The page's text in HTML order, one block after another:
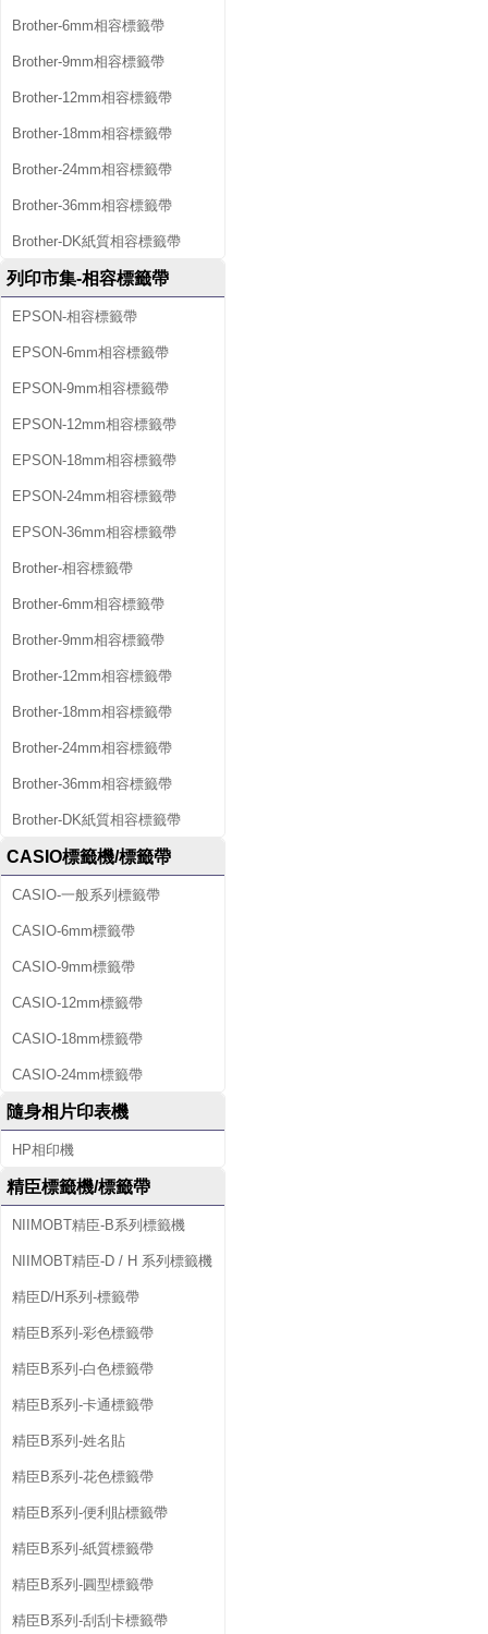
Brother-6mm相容標籤帶
Brother-9mm相容標籤帶
Brother-12mm相容標籤帶
Brother-18mm相容標籤帶
Brother-24mm相容標籤帶
Brother-36mm相容標籤帶
Brother-DK紙質相容標籤帶
列印市集-相容標籤帶
EPSON-相容標籤帶
EPSON-6mm相容標籤帶
EPSON-9mm相容標籤帶
EPSON-12mm相容標籤帶
EPSON-18mm相容標籤帶
EPSON-24mm相容標籤帶
EPSON-36mm相容標籤帶
Brother-相容標籤帶
Brother-6mm相容標籤帶
Brother-9mm相容標籤帶
Brother-12mm相容標籤帶
Brother-18mm相容標籤帶
Brother-24mm相容標籤帶
Brother-36mm相容標籤帶
Brother-DK紙質相容標籤帶
CASIO標籤機/標籤帶
CASIO-一般系列標籤帶
CASIO-6mm標籤帶
CASIO-9mm標籤帶
CASIO-12mm標籤帶
CASIO-18mm標籤帶
CASIO-24mm標籤帶
隨身相片印表機
HP相印機
精臣標籤機/標籤帶
NIIMOBT精臣-B系列標籤機
NIIMOBT精臣-D / H 系列標籤機
精臣D/H系列-標籤帶
精臣B系列-彩色標籤帶
精臣B系列-白色標籤帶
精臣B系列-卡通標籤帶
精臣B系列-姓名貼
精臣B系列-花色標籤帶
精臣B系列-便利貼標籤帶
精臣B系列-紙質標籤帶
精臣B系列-圓型標籤帶
精臣B系列-刮刮卡標籤帶